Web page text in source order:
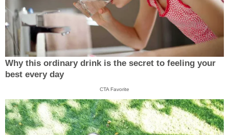
Why this ordinary drink is the secret to feeling your
best every day
CTA Favorite